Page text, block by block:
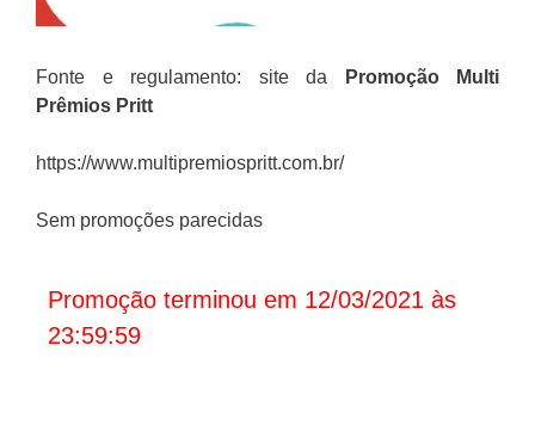
Fonte e regulamento: site da Promoção
Multi
Prêmios Pritt
https://www.multipremiospritt.com.br/ ­­
Sem promoções parecidas
Promoção terminou em 12/03/2021 às
23:59:59